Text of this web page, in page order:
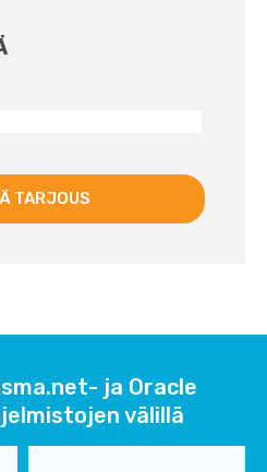
ja Oracle
välillä